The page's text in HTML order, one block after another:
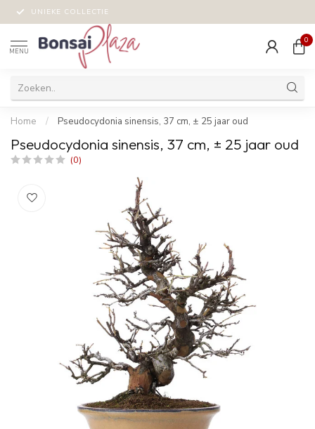
UNIEKE COLLECTIE
MENU
0
Home / Pseudocydonia sinensis, 37 cm, ± 25 jaar oud
Pseudocydonia sinensis, 37 cm, ± 25 jaar oud
(0)